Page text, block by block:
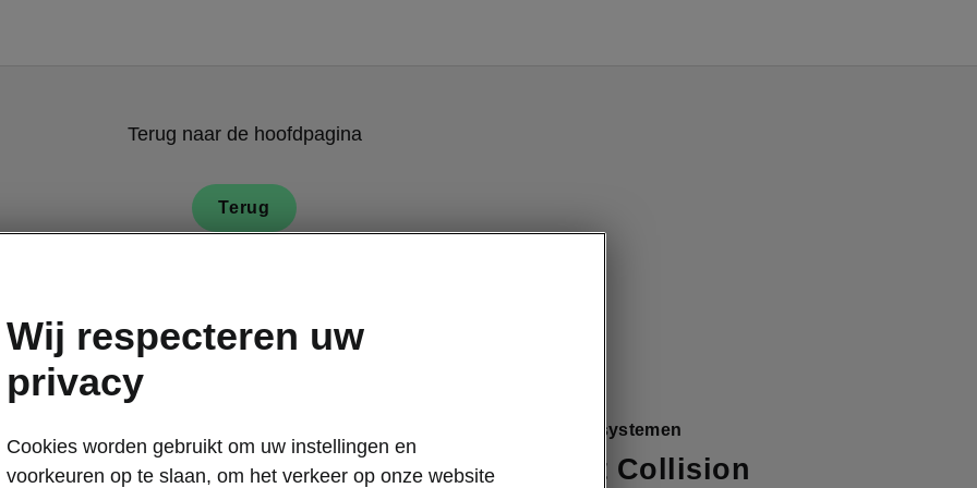
Terug naar de hoofdpagina
Terug
Škoda Kodiaq – Veiligheidssystemen
Front Assist met Collision
Wij respecteren uw
privacy
Cookies worden gebruikt om uw instellingen en
voorkeuren op te slaan, om het verkeer op onze website